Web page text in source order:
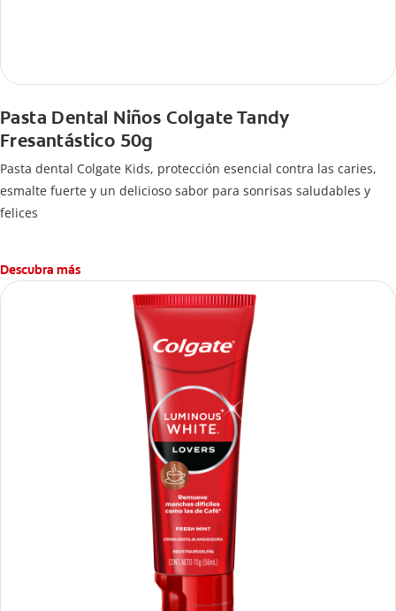
Pasta Dental Niños Colgate Tandy
Fresantástico 50g
Pasta dental Colgate Kids, protección esencial contra las caries,
esmalte fuerte y un delicioso sabor para sonrisas saludables y
felices
Descubra más